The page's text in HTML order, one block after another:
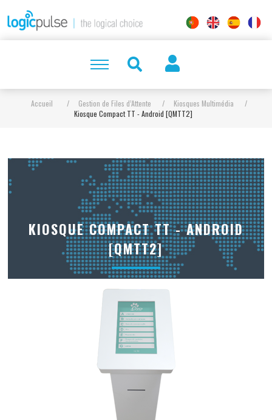
Accueil / Gestion de Files d’Attente / Kiosques Multimédia
/
Kiosque Compact TT - Android [QMTT2]
KIOSQUE COMPACT TT - ANDROID
[QMTT2]